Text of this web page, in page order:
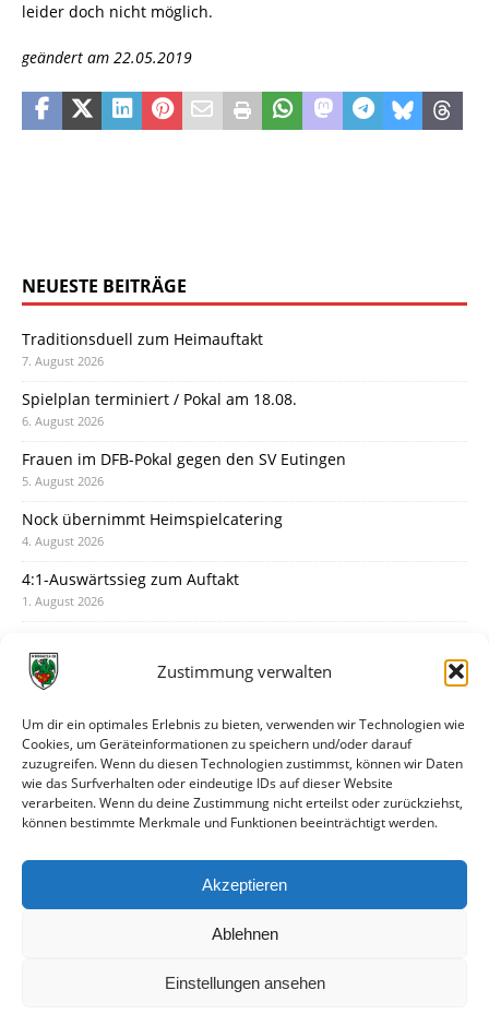
Zustimmung verwalten
Um dir ein optimales Erlebnis zu bieten, verwenden wir Technologien wie
Cookies, um Geräteinformationen zu speichern und/oder darauf
zuzugreifen. Wenn du diesen Technologien zustimmst, können wir Daten
wie das Surfverhalten oder eindeutige IDs auf dieser Website
verarbeiten. Wenn du deine Zustimmung nicht erteilst oder zurückziehst,
können bestimmte Merkmale und Funktionen beeinträchtigt werden.
Akzeptieren
Ablehnen
Einstellungen ansehen
leider doch nicht möglich.
geändert am 22.05.2019
NEUESTE BEITRÄGE
Traditionsduell zum Heimauftakt
7. August 2026
Spielplan terminiert / Pokal am 18.08.
6. August 2026
Frauen im DFB-Pokal gegen den SV Eutingen
5. August 2026
Nock übernimmt Heimspielcatering
4. August 2026
4:1-Auswärtssieg zum Auftakt
1. August 2026
31. Juli 2026
30. Juli 2026
Deine Spielminute: 89+1
28. Juli 2026
Neuer Rückensponsor
Neue Podcast-Folge: So tickt Björn!
27. Juli 2026